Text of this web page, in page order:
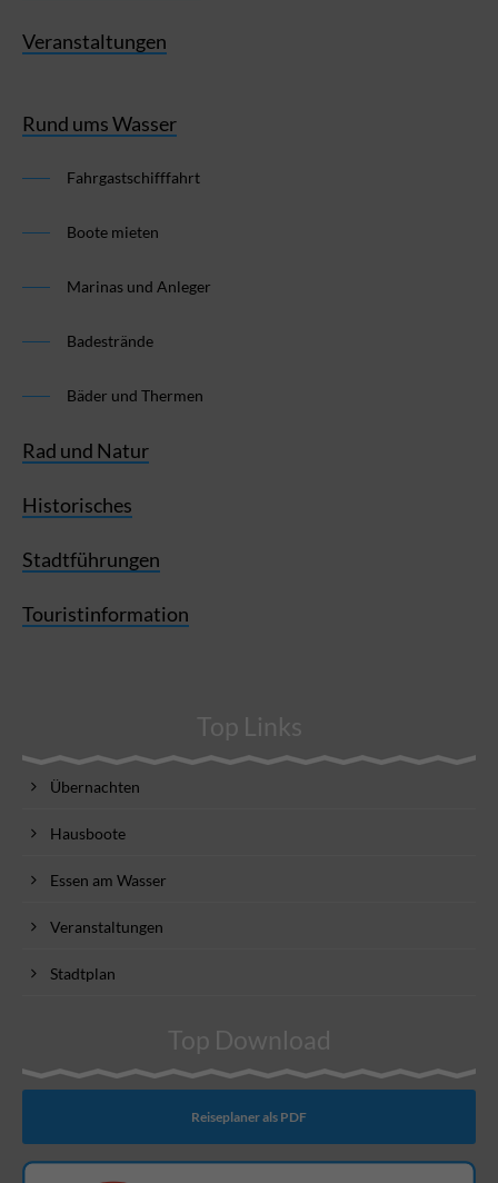
Veranstaltungen
Rund ums Wasser
Fahrgastschifffahrt
Boote mieten
Marinas und Anleger
Badestrände
Bäder und Thermen
Rad und Natur
Historisches
Stadtführungen
Touristinformation
Top Links
Übernachten
Hausboote
Essen am Wasser
Veranstaltungen
Stadtplan
Top Download
Reiseplaner als PDF